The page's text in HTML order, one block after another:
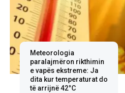
Meteorologia
paralajmëron rikthimin
e vapës ekstreme: Ja
dita kur temperaturat do
të arrijnë 42°C